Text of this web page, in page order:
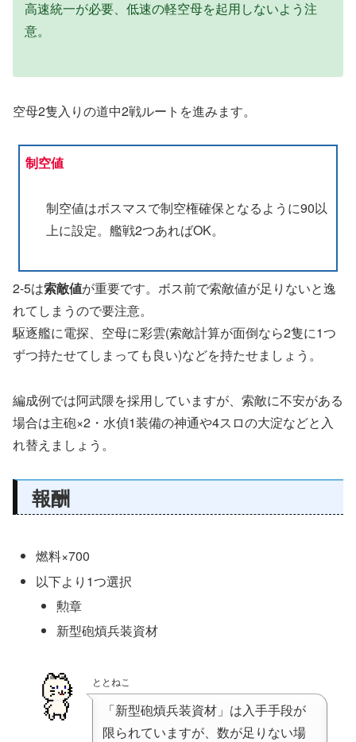
高速統一が必要、低速の軽空母を起用しないよう注
意。
空母2隻入りの道中2戦ルートを進みます。
制空値
制空値はボスマスで制空権確保となるように90以
上に設定。艦戦2つあればOK。
2-5は索敵値が重要です。ボス前で索敵値が足りないと逸
れてしまうので要注意。
駆逐艦に電探、空母に彩雲(索敵計算が面倒なら2隻に1つ
ずつ持たせてしまっても良い)などを持たせましょう。
編成例では阿武隈を採用していますが、索敵に不安がある
場合は主砲×2・水偵1装備の神通や4スロの大淀などと入
れ替えましょう。
報酬
燃料×700
以下より1つ選択
勲章
新型砲熕兵装資材
ととねこ
「新型砲熕兵装資材」は入手手段が
限られていますが、数が足りない場